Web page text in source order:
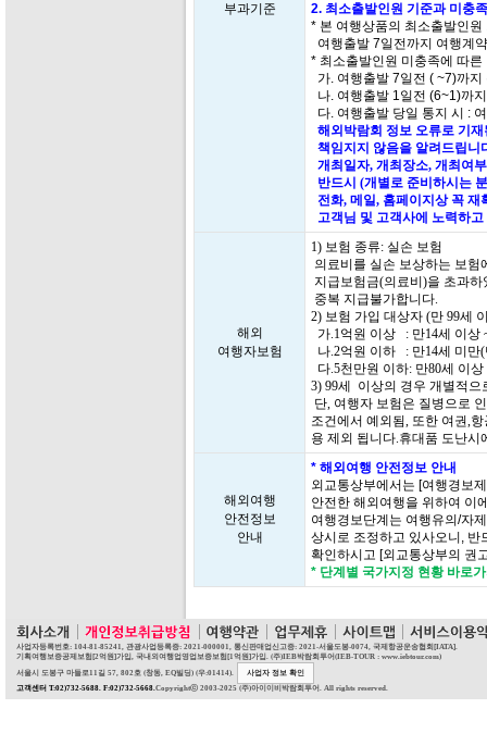
부과기준
2. 최소출발인원 기준과 미충
* 본 여행상품의 최소출발인
여행출발 7일전까지 여행계
* 최소출발인원 미충족에 따
가. 여행출발 7일전 ( ~7)까
나. 여행출발 1일전 (6~1)까
다. 여행출발 당일 통지 시 :
해외박람회 정보 오류로 기
책임지지 않음을 알려드립니
개최일자, 개최장소, 개최여
반드시 (개별로 준비하시는
전화, 메일, 홈페이지상 꼭 재
고객님 및 고객사에 노력하
해외
여행자보험
1) 보험 종류: 실손 보험
의료비를 실손 보상하는 보
지급보험금(의료비)을 초과
중복 지급불가합니다.
2) 보험 가입 대상자 (만 99세
가.1억원 이상 : 만14세 이상
나.2억원 이하 : 만14세 미만
다.5천만원 이하: 만80세 이
3) 99세 이상의 경우 개별적
단, 여행자 보험은 질병으로
조건에서 예외됨, 또한 여권,
용 제외 됩니다.휴대품 도난
해외여행
안전정보
안내
* 해외여행 안전정보 안내
외교통상부에서는 [여행경보
안전한 해외여행을 위하여 이
여행경보단계는 여행유의/자
상시로 조정하고 있사오니, 반
확인하시고 [외교통상부의 권
* 단계별 국가지정 현황 바로
사업자등록번호: 104-81-85241, 관광사업등록증: 2021-000001, 통신판매업신고증: 2021-서울도봉-0074, 국제항공운송협회[IATA].
기획여행보증공제보험[2억원]가입, 국내외여행업영업보증보험[1억원]가입. (주)IEB박람회투어(IEB-TOUR : www.iebtour.com)
서울시 도봉구 마들로11길 57, 802호 (창동, EQ빌딩) (우:01414).
사업자 정보 확인
고객센터 T:02)732-5688. F:02)732-5668.Copyrightⓒ 2003-2025 (주)아이이비박람회투어. All rights reserved.